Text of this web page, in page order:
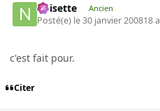
noisette Ancien
Posté(e) le 30 janvier 200818 a
c'est fait pour.
Citer